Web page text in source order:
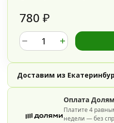
780 ₽
Доставим из
Оплата
Платите 4
недели — без